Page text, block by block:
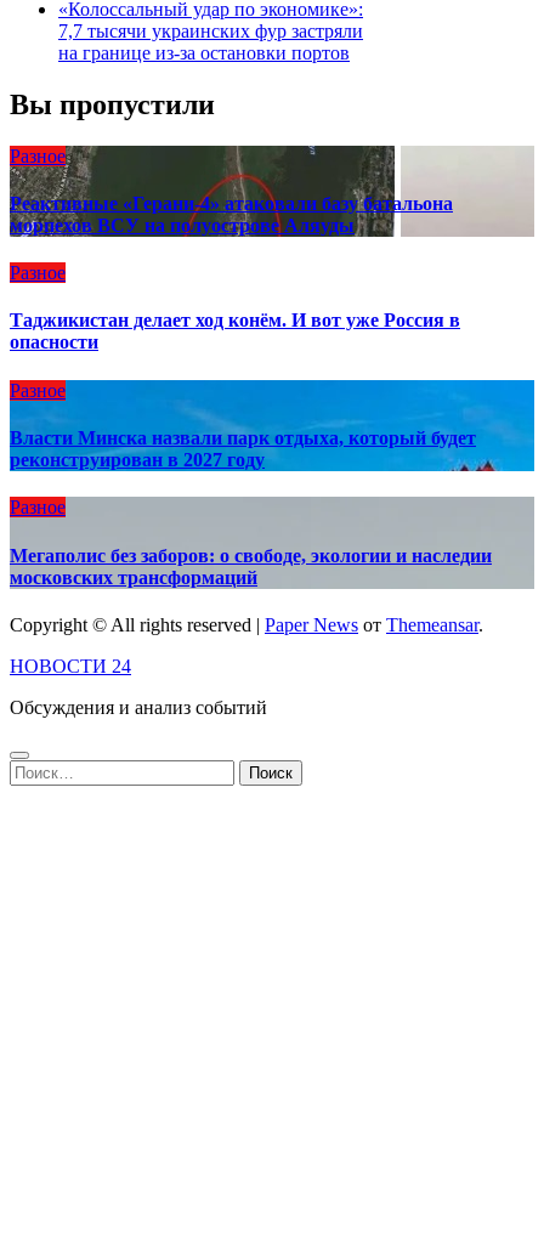
«Колоссальный удар по экономике»:
7,7 тысячи украинских фур застряли
на границе из-за остановки портов
Вы пропустили
Разное
Реактивные «Герани-4» атаковали базу батальона
морпехов ВСУ на полуострове Аляуды
Разное
Таджикистан делает ход конём. И вот уже Россия в
опасности
Разное
Власти Минска назвали парк отдыха, который будет
реконструирован в 2027 году
Разное
Мегаполис без заборов: о свободе, экологии и наследии
московских трансформаций
Copyright © All rights reserved | Paper News от Themeansar.
НОВОСТИ 24
Обсуждения и анализ событий
Найти: